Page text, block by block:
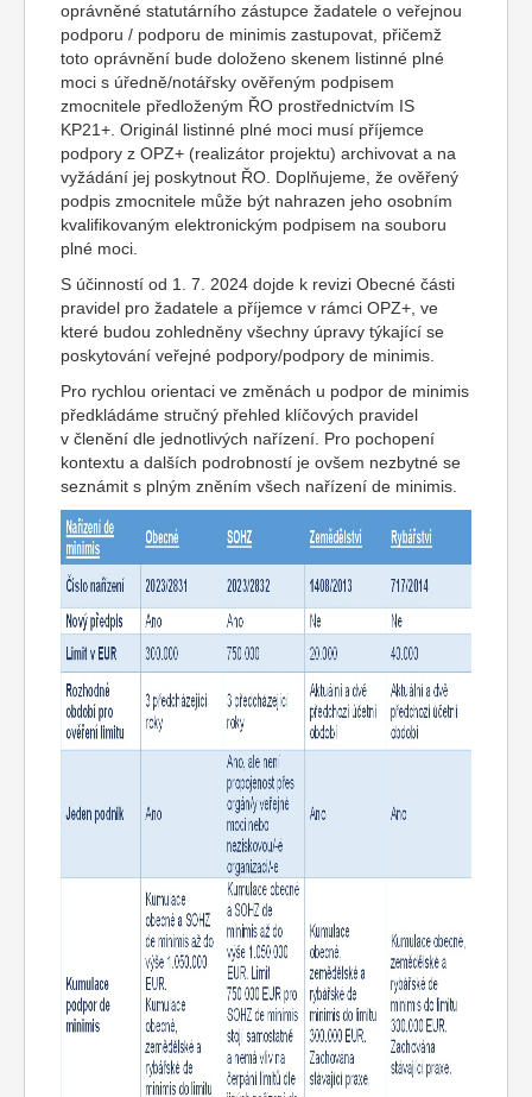
oprávněné statutárního zástupce žadatele o veřejnou
podporu / podporu de minimis zastupovat, přičemž
toto oprávnění bude doloženo skenem listinné plné
moci s úředně/notářsky ověřeným podpisem
zmocnitele předloženým ŘO prostřednictvím IS
KP21+. Originál listinné plné moci musí příjemce
podpory z OPZ+ (realizátor projektu) archivovat a na
vyžádání jej poskytnout ŘO. Doplňujeme, že ověřený
podpis zmocnitele může být nahrazen jeho osobním
kvalifikovaným elektronickým podpisem na souboru
plné moci.
S účinností od 1. 7. 2024 dojde k revizi Obecné části
pravidel pro žadatele a příjemce v rámci OPZ+, ve
které budou zohledněny všechny úpravy týkající se
poskytování veřejné podpory/podpory de minimis.
Pro rychlou orientaci ve změnách u podpor de minimis
předkládáme stručný přehled klíčových pravidel
v členění dle jednotlivých nařízení. Pro pochopení
kontextu a dalších podrobností je ovšem nezbytné se
seznámit s plným zněním všech nařízení de minimis.